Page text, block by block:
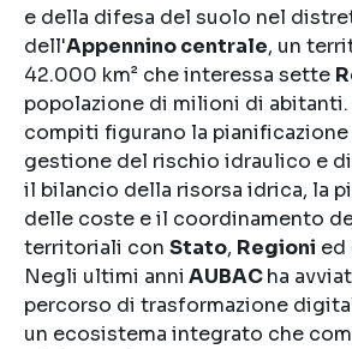
e della difesa del suolo nel
dell'Appennino centrale, un
42.000 km² che interessa sette
popolazione di milioni di abitanti.
compiti figurano la pianificazione
gestione del rischio idraulico e
il bilancio della risorsa idrica, la
delle coste e il coordinamento
territoriali con Stato, Regioni ed
Negli ultimi anni AUBACha
percorso di trasformazione
un ecosistema integrato che